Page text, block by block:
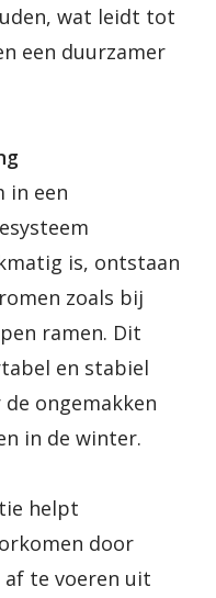
wat leidt tot
een duurzamer
in een
is, ontstaan
zoals bij
ramen. Dit
en stabiel
ongemakken
in de winter.
helpt
door
te voeren uit